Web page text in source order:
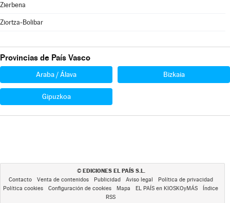
Zierbena
Ziortza-Bolibar
Provincias de País Vasco
Araba / Álava Bizkaia
Gipuzkoa
© EDICIONES EL PAÍS S.L.
Contacto Venta de contenidos Publicidad Aviso legal
Política de privacidad
Política cookies
Configuración de cookies Mapa EL PAÍS en KIOSKOyMÁS
Índice
RSS